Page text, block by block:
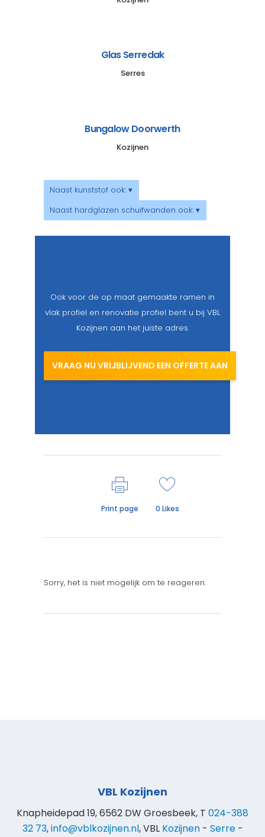
Glas Serredak
Serres
Bungalow Doorwerth
Kozijnen
Naast kunststof ook: ▾
Naast hardglazen schuifwanden ook: ▾
Ook voor de op maat gemaakte ramen in
vlak profiel en renovatie profiel bent u bij VBL
Kozijnen aan het juiste adres.
VRAAG NU VRIJBLIJVEND EEN OFFERTE AAN
Print page 0 Likes
Sorry, het is niet mogelijk om te reageren.
VBL Kozijnen
Knapheidepad 19, 6562 DW Groesbeek, T 024-388
32 73,info@vblkozijnen.nl, VBL Kozijnen- Serre-